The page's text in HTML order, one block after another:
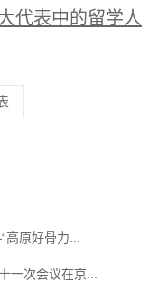
代表中的留学人
原好骨力...
一次会议在京...